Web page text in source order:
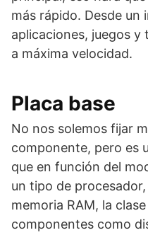
más rápido. Desde un
aplicaciones, juegos
a máxima velocidad.
Placa base
No nos solemos fijar
componente, pero es
que en función del
un tipo de
memoria RAM, la
componentes como